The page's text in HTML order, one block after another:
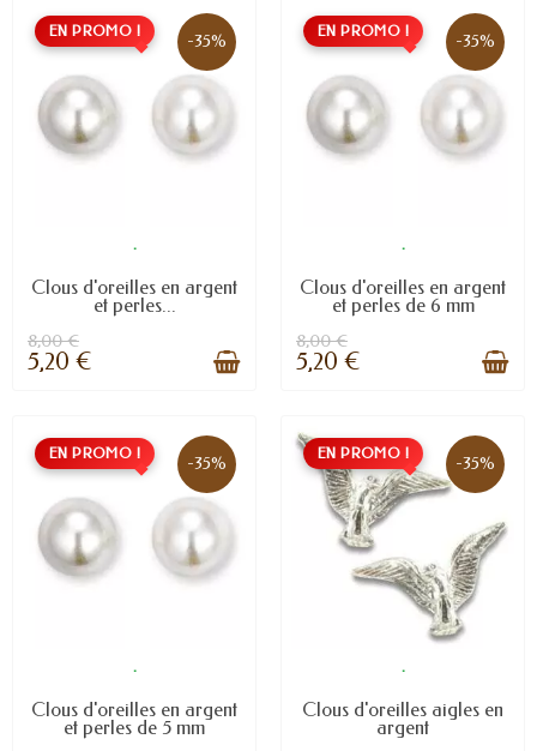
EN PROMO ! -35%
.
Clous d'oreilles en argent
et perles...
8,00 €
5,20 €
EN PROMO ! -35%
.
Clous d'oreilles en argent
et perles de 6 mm
8,00 €
5,20 €
EN PROMO ! -35%
.
Clous d'oreilles en argent
et perles de 5 mm
EN PROMO ! -35%
.
Clous d'oreilles aigles en
argent